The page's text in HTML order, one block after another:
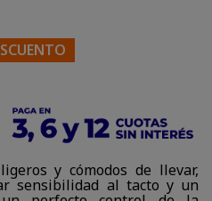
y cómodos de llevar,
sensibilidad al tacto y un